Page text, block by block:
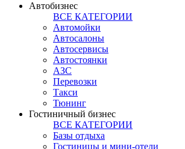
Автобизнес
ВСЕ КАТЕГОРИИ
Автомойки
Автосалоны
Автосервисы
Автостоянки
АЗС
Перевозки
Такси
Тюнинг
Гостиничный бизнес
ВСЕ КАТЕГОРИИ
Базы отдыха
Гостиницы и мини-отели